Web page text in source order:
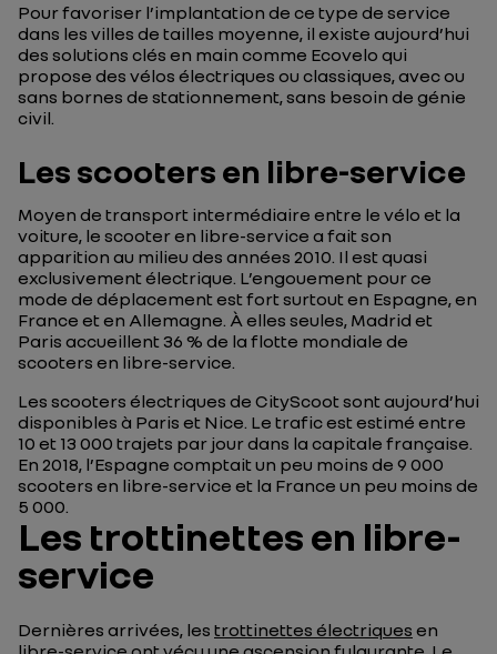
Pour favoriser l’implantation de ce type de service
dans les villes de tailles moyenne, il existe aujourd’hui
des solutions clés en main comme Ecovelo qui
propose des vélos électriques ou classiques, avec ou
sans bornes de stationnement, sans besoin de génie
civil.
Les scooters en libre-service
Moyen de transport intermédiaire entre le vélo et la
voiture, le scooter en libre-service a fait son
apparition au milieu des années 2010. Il est quasi
exclusivement électrique. L’engouement pour ce
mode de déplacement est fort surtout en Espagne, en
France et en Allemagne. À elles seules, Madrid et
Paris accueillent 36 % de la flotte mondiale de
scooters en libre-service.
Les scooters électriques de CityScoot sont aujourd’hui
disponibles à Paris et Nice. Le trafic est estimé entre
10 et 13 000 trajets par jour dans la capitale française.
En 2018, l’Espagne comptait un peu moins de 9 000
scooters en libre-service et la France un peu moins de
5 000.
Les trottinettes en libre-
service
Dernières arrivées, les trottinettes électriques en